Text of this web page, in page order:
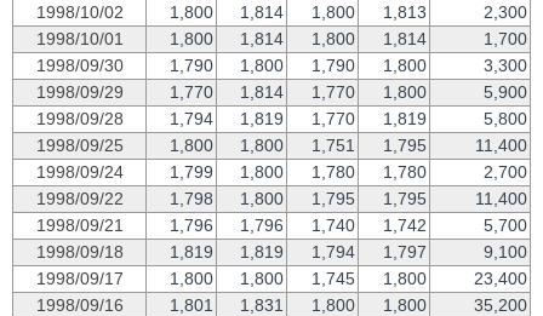
1998/10/02 1,800 1,814 1,800 1,813
2,300
1998/10/01
1,800 1,814 1,800 1,814
1,700
1998/09/30
1,790 1,800 1,790 1,800
3,300
1998/09/29
1,770 1,814 1,770 1,800
5,900
1998/09/28
1,794 1,819 1,770 1,819
5,800
1998/09/25
1,800 1,800 1,751 1,795
11,400
1998/09/24
1,799 1,800 1,780 1,780
2,700
1998/09/22
1,798 1,800 1,795 1,795
11,400
1998/09/21
1,796 1,796 1,740 1,742
5,700
1998/09/18
1,819 1,819 1,794 1,797
9,100
1998/09/17
1,800 1,800 1,745 1,800
23,400
1998/09/16
1,801 1,831 1,800 1,800
35,200